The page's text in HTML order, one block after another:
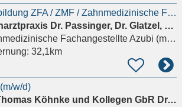
Ausbildung ZFA / ZMF / Zahnmedizinische Fachangestellte (w/m/d) Zahnarzthelferin Azubi
Zahnarztpraxis Dr. Passinger, Dr. Glatzel, ZA Schäfer
Zahnmedizinische Fachangestellte Azubi (m/w/d)
32,1km
w/d)
Dr. Thomas Köhnke und Kollegen GbR Dr. Thomas Köhnke, Jost Brunk